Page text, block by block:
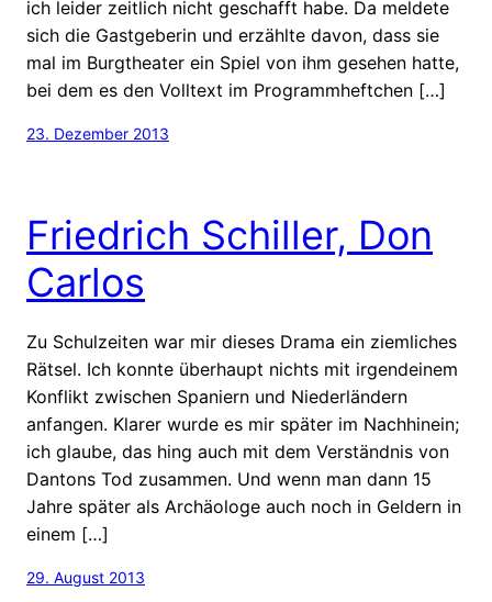
ich leider zeitlich nicht geschafft habe. Da meldete
sich die Gastgeberin und erzählte davon, dass sie
mal im Burgtheater ein Spiel von ihm gesehen hatte,
bei dem es den Volltext im Programmheftchen […]
23. Dezember 2013
Friedrich Schiller, Don
Carlos
Zu Schulzeiten war mir dieses Drama ein ziemliches
Rätsel. Ich konnte überhaupt nichts mit irgendeinem
Konflikt zwischen Spaniern und Niederländern
anfangen. Klarer wurde es mir später im Nachhinein;
ich glaube, das hing auch mit dem Verständnis von
Dantons Tod zusammen. Und wenn man dann 15
Jahre später als Archäologe auch noch in Geldern in
einem […]
29. August 2013